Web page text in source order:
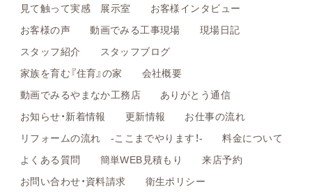
見て触って実感 展示室
お客様インタビュー
お客様の声
動画でみる工事現場
現場日記
スタッフ紹介
スタッフブログ
家族を育む『住育』の家
会社概要
動画でみるやまなか工務店
ありがとう通信
お知らせ・新着情報
更新情報
お仕事の流れ
リフォームの流れ -ここまでやります！-
料金について
よくある質問
簡単WEB見積もり
来店予約
お問い合わせ・資料請求
衛生ポリシー